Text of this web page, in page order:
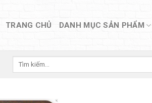
TRANG CHỦ DANH MỤC SẢN PHẨM
Tìm